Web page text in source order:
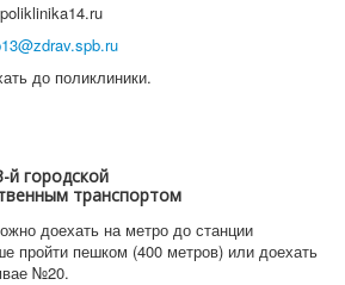
poliklinika14.ru
до поликлиники.
й городской
транспортом
доехать на метро до станции
пройти пешком (400 метров) или доехать
№20.